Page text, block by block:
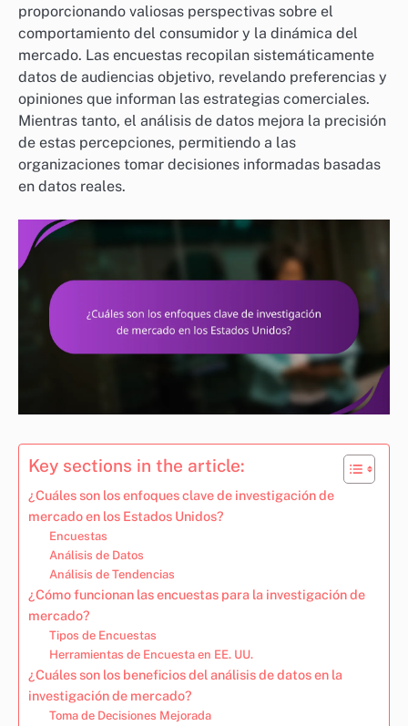
proporcionando valiosas perspectivas sobre el
comportamiento del consumidor y la dinámica del
mercado. Las encuestas recopilan sistemáticamente
datos de audiencias objetivo, revelando preferencias y
opiniones que informan las estrategias comerciales.
Mientras tanto, el análisis de datos mejora la precisión
de estas percepciones, permitiendo a las
organizaciones tomar decisiones informadas basadas
en datos reales.
Key sections in the article:
¿Cuáles son los enfoques clave de investigación de
mercado en los Estados Unidos?
Encuestas
Análisis de Datos
Análisis de Tendencias
¿Cómo funcionan las encuestas para la investigación de
mercado?
Tipos de Encuestas
Herramientas de Encuesta en EE. UU.
¿Cuáles son los beneficios del análisis de datos en la
investigación de mercado?
Toma de Decisiones Mejorada